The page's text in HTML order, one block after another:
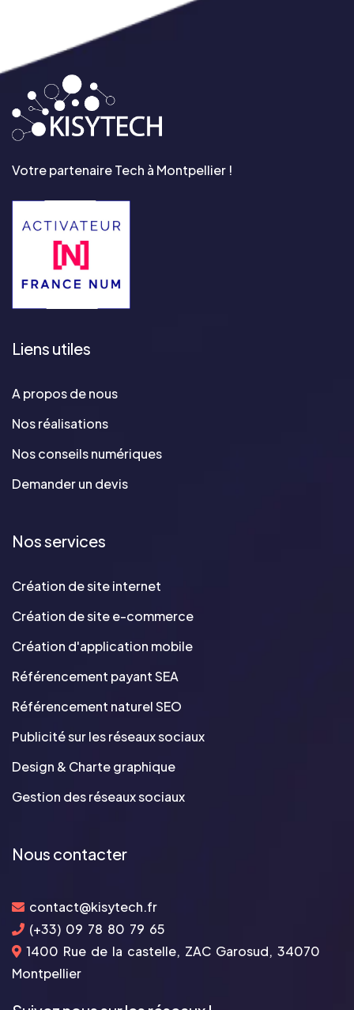
Votre partenaire Tech à Montpellier !
Liens utiles
A propos de nous
Nos réalisations
Nos conseils numériques
Demander un devis
Nos services
Création de site internet
Création de site e-commerce
Création d'application mobile
Référencement payant SEA
Référencement naturel SEO
Publicité sur les réseaux sociaux
Design & Charte graphique
Gestion des réseaux sociaux
Nous contacter
contact@kisytech.fr
(+33) 09 78 80 79 65
1400 Rue de la castelle, ZAC Garosud, 34070
Montpellier